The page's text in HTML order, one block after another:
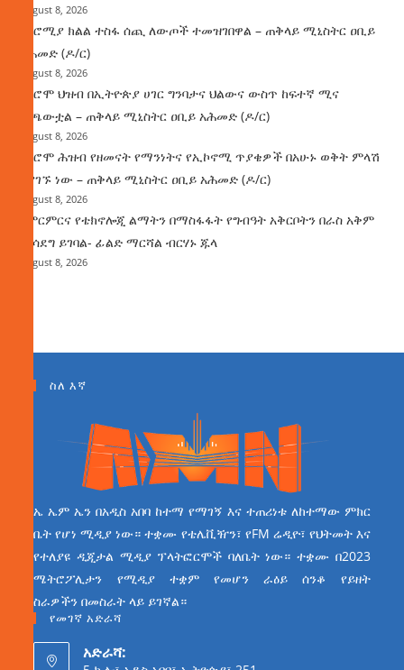
August 8, 2026
በኦሮሚያ ክልል ተስፋ ሰጪ ለውጦች ተመዝገበዋል – ጠቅላይ ሚኒስትር ዐቢይ
አሕመድ (ዶ/ር)
August 8, 2026
የኦሮሞ ህዝብ በኢትዮጵያ ሀገር ግንባታና ህልውና ውስጥ ከፍተኛ ሚና
ተጫውቷል – ጠቅላይ ሚኒስትር ዐቢይ አሕመድ (ዶ/ር)
August 8, 2026
የኦሮሞ ሕዝብ የዘመናት የማንነትና የኢኮኖሚ ጥያቄዎች በአሁኑ ወቅት ምላሽ
እያገኙ ነው – ጠቅላይ ሚኒስትር ዐቢይ አሕመድ (ዶ/ር)
August 8, 2026
የምርምርና የቴክኖሎጂ ልማትን በማስፋፋት የግብዓት አቅርቦትን በራስ አቅም
ማሳደግ ይገባል- ፊልድ ማርሻል ብርሃኑ ጁላ
August 8, 2026
ስለ እኛ
ኤ ኤም ኤን በአዲስ አበባ ከተማ የማገኝ እና ተጠሪነቱ ለከተማው ምክር
ቤት የሆነ ሚዲያ ነው። ተቋሙ የቴሌቪዥን፣ የFM ሬዲዮ፣ የህትመት እና
የተለያዩ ዲጂታል ሚዲያ ፕላትፎርሞች ባለቤት ነው። ተቋሙ በ2023
ሜትሮፖሊታን የሚዲያ ተቋም የመሆን ራዕይ ሰንቆ የይዘት
ስራዎችን በመስራት ላይ ይገኛል።
የመገኛ አድራሻ
አድራሻ: